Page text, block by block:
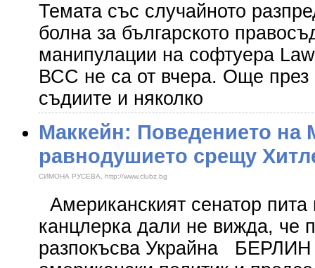
Темата със случайното
болна за българското
манипулации на софтуера
ВСС не са от вчера. Още
съдиите и няколко
Маккейн: Поведението на
равнодушието срещу
СИМОНА РУСЕВА, http://www.clubz.bg
Американският сенатор пита
канцлерка дали не вижда, че
разпокъсва Украйна БЕРЛИН